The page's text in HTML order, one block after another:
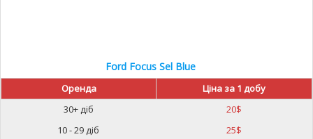
Ford Focus Sel Blue
Оренда
Ціна за 1 добу
30+ діб
20$
10 - 29 діб
25$